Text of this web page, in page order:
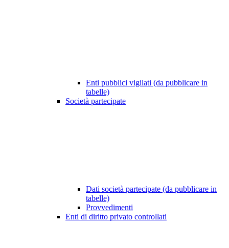
Enti pubblici vigilati (da pubblicare in
tabelle)
Società partecipate
Dati società partecipate (da pubblicare in
tabelle)
Provvedimenti
Enti di diritto privato controllati